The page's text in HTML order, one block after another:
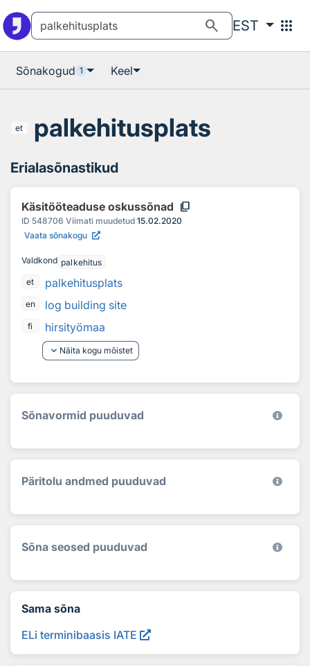
search EST apps
Sõnakogud 1 Keel
et palkehitusplats
Erialasõnastikud
Käsitööteaduse oskussõnad content_copy
ID 548706 Viimati muudetud 15.02.2020
Vaata sõnakogu
Valdkond palkehitus
et
palkehitusplats
en log building site
fi
hirsityömaa
keyboard_arrow_down Näita kogu mõistet
Sõnavormid puuduvad
Päritolu andmed puuduvad
Sõna seosed puuduvad
Sama sõna
ELi terminibaasis IATE